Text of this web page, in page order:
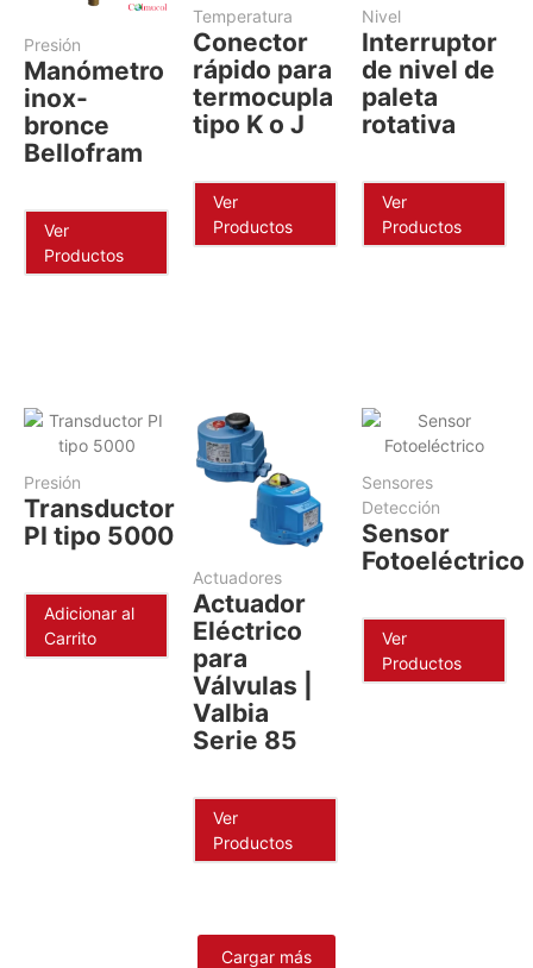
Presión
Manómetro
inox-
bronce
Bellofram
Ver
Productos
Temperatura
Conector
rápido para
termocupla
tipo K o J
Ver
Productos
Nivel
Interruptor
de nivel de
paleta
rotativa​
Ver
Productos
Presión
Transductor
PI tipo 5000
Adicionar al
Carrito
Actuadores
Actuador
Eléctrico
para
Válvulas |
Valbia
Serie 85
Ver
Productos
Sensores
Detección
Sensor
Fotoeléctrico
Ver
Productos
Cargar más